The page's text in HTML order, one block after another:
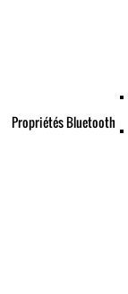
Propriétés Bluetooth